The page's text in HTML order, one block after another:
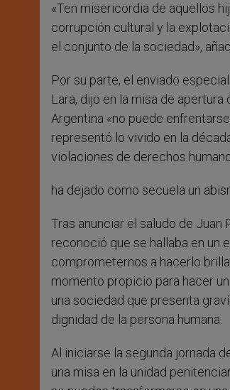
«Ten misericordia de aquellos
corrupción cultural y la
el conjunto de la sociedad»,
Por su parte, el enviado
Lara, dijo en la misa de
Argentina «no puede
representó lo vivido en la
violaciones de derechos
ha dejado como secuela un
Tras anunciar el saludo de
reconoció que se hallaba en un
comprometernos a hacerlo
momento propicio para hacer
una sociedad que presenta
dignidad de la persona humana.
Al iniciarse la segunda jornada
una misa en la unidad